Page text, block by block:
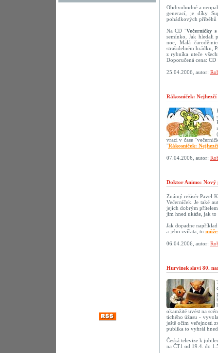
Obdivuhodné a
generací, je díky
pohádkových příběhů
Na CD "Večerníčky
semínko, Jak hledali
noc, Malá
strašidelném hrádku,
z rybníka uteče
Doporučená cena:
25.04.2006, autor:
Rákosníček:
vrací v čase
"Rákosníček:
07.04.2006, autor:
Doktor Animo: Nový
Známý režisér Pavel
Večerníček. Je také
jejich dobrým
jim hned ukáže, jak to
Jak dopadne
a jeho zvířata, to
06.04.2006, autor:
Hurvínek slaví 80.
okamžitě uvést na
tichého úžasu -
ještě očím veřejnosti
publika to vyhrál
Česká televize k
na ČT1 od 19.4. do